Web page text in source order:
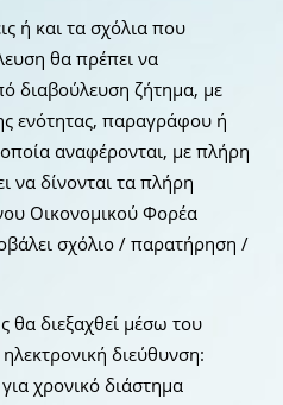
ή και τα σχόλια που
θα πρέπει να
διαβούλευση ζήτημα, με
ενότητας, παραγράφου ή
αναφέρονται, με πλήρη
να δίνονται τα πλήρη
Οικονομικού Φορέα
σχόλιο / παρατήρηση /
θα διεξαχθεί μέσω του
διεύθυνση:
χρονικό διάστημα